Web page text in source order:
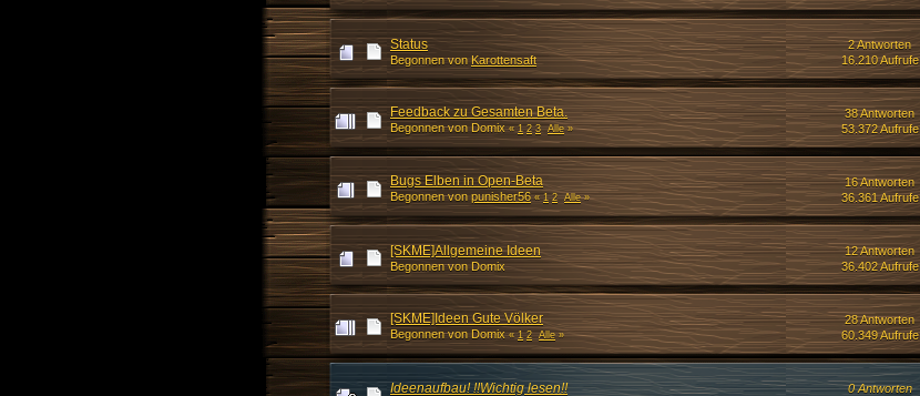
Status
Begonnen von Karottensaft
2 Antworten
16.210 Aufrufe
Feedback zu Gesamten Beta.
Begonnen von Domix«1 2 3 Alle»
38 Antworten
53.372 Aufrufe
Bugs Elben in Open-Beta
Begonnen von punisher56 «1 2 Alle»
16 Antworten
36.361 Aufrufe
[SKME]Allgemeine Ideen
Begonnen von Domix
12 Antworten
36.402 Aufrufe
[SKME]Ideen Gute Völker
Begonnen von Domix«1 2 Alle»
28 Antworten
60.349 Aufrufe
Ideenaufbau! !!Wichtig lesen!!
0 Antworten